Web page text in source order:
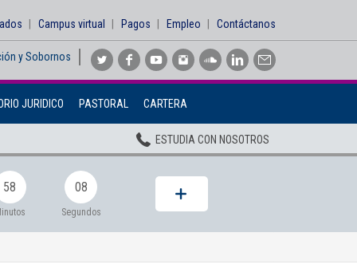
Campus virtual Pagos Empleo Contáctanos
y Sobornos
JURIDICO PASTORAL CARTERA
ESTUDIA CON NOSOTROS
58 07
Segundos
Inicio
Institucional
Pregrados
Posgrados
Planta Docente